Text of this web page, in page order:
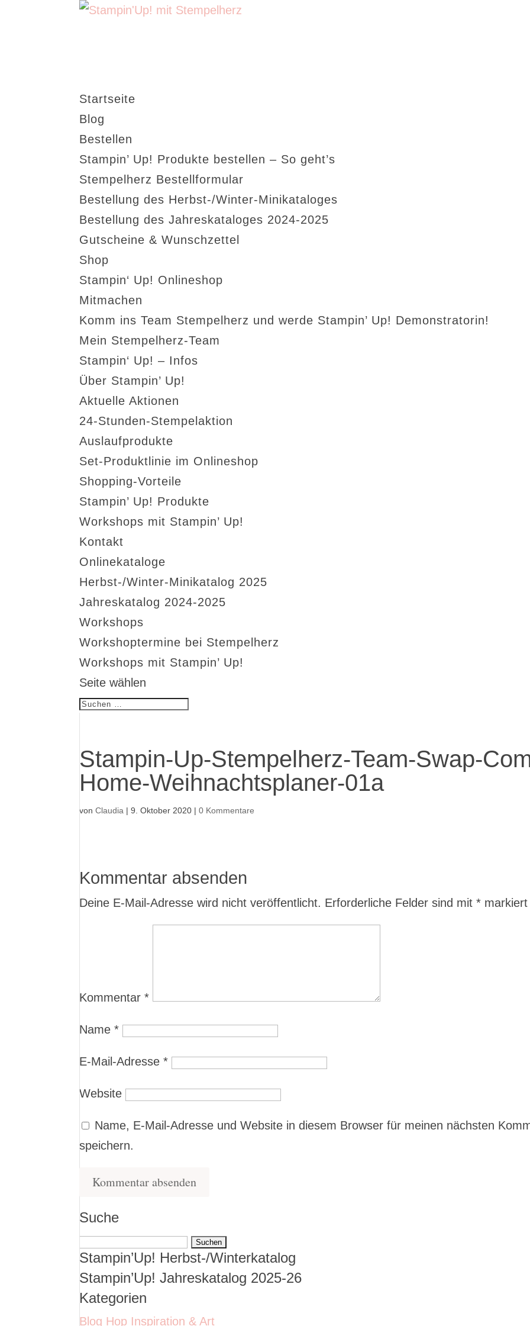
Startseite
Blog
Bestellen
Stampin’ Up! Produkte bestellen – So geht’s
Stempelherz Bestellformular
Bestellung des Herbst-/Winter-Minikataloges
Bestellung des Jahreskataloges 2024-2025
Gutscheine & Wunschzettel
Shop
Stampin‘ Up! Onlineshop
Mitmachen
Komm ins Team Stempelherz und werde Stampin’ Up! Demonstratorin!
Mein Stempelherz-Team
Stampin‘ Up! – Infos
Über Stampin’ Up!
Aktuelle Aktionen
24-Stunden-Stempelaktion
Auslaufprodukte
Set-Produktlinie im Onlineshop
Shopping-Vorteile
Stampin’ Up! Produkte
Workshops mit Stampin’ Up!
Kontakt
Onlinekataloge
Herbst-/Winter-Minikatalog 2025
Jahreskatalog 2024-2025
Workshops
Workshoptermine bei Stempelherz
Workshops mit Stampin’ Up!
Seite wählen
Stampin-Up-Stempelherz-Team-Swap-
Home-Weihnachtsplaner-01a
vonClaudia |9. Oktober 2020 |0 Kommentare
Kommentar absenden
Deine E-Mail-Adresse wird nicht veröffentlicht. Erforderliche Felder sind mit* markiert
Kommentar*
Name*
E-Mail-Adresse*
Website
Name, E-Mail-Adresse und Website in diesem Browser für meinen nächsten
speichern.
Suche
Suchen
nach:
Stampin’Up! Herbst-/Winterkatalog
Stampin’Up! Jahreskatalog 2025-26
Kategorien
Blog Hop Inspiration & Art